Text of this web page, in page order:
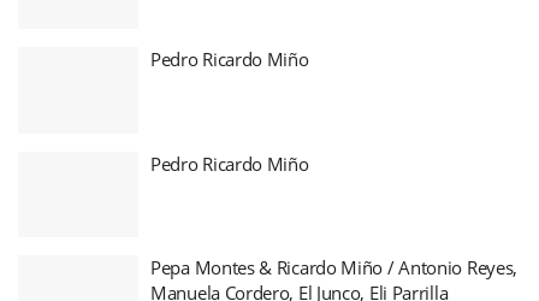
Pedro Ricardo Miño
Pedro Ricardo Miño
Pepa Montes & Ricardo Miño / Antonio Reyes,
Manuela Cordero, El Junco, Eli Parrilla